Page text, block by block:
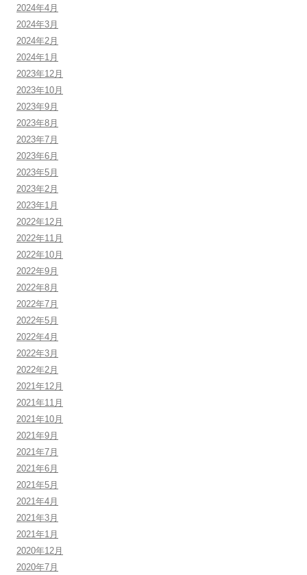
2024年4月
2024年3月
2024年2月
2024年1月
2023年12月
2023年10月
2023年9月
2023年8月
2023年7月
2023年6月
2023年5月
2023年2月
2023年1月
2022年12月
2022年11月
2022年10月
2022年9月
2022年8月
2022年7月
2022年5月
2022年4月
2022年3月
2022年2月
2021年12月
2021年11月
2021年10月
2021年9月
2021年7月
2021年6月
2021年5月
2021年4月
2021年3月
2021年1月
2020年12月
2020年7月